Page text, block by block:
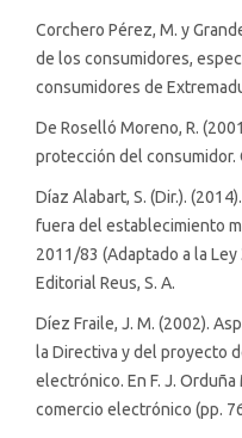
Corchero Pérez, M. y
de los consumidores,
consumidores de
De Roselló Moreno, R.
protección del consumidor.
Díaz Alabart, S. (Dir.).
fuera del establecimiento
2011/83 (Adaptado a la
Editorial Reus, S. A.
Díez Fraile, J. M. (2002).
la Directiva y del proyecto
electrónico. En F. J.
comercio electrónico (pp.